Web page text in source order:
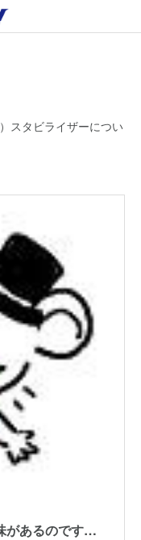
スタビライザーについ
『レコードスタビライザーに興味があるのです。＃１』